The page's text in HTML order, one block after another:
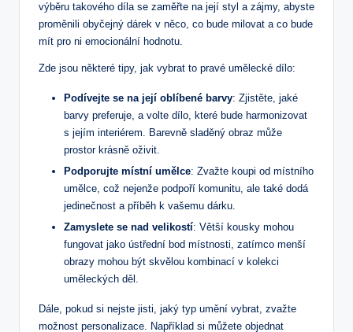
výběru takového díla se zaměřte na její styl a zájmy, abyste
proměnili obyčejný dárek v něco, co bude milovat a co bude
mít pro ni emocionální hodnotu.
Zde jsou některé tipy, jak vybrat to pravé umělecké dílo:
Podívejte se na její oblíbené barvy: Zjistěte, jaké
barvy preferuje, a volte dílo, které bude harmonizovat
s jejím interiérem. Barevně sladěný obraz může
prostor krásně oživit.
Podporujte místní umělce: Zvažte koupi od místního
umělce, což nejenže podpoří komunitu, ale také dodá
jedinečnost a příběh k vašemu dárku.
Zamyslete se nad velikostí: Větší kousky mohou
fungovat jako ústřední bod místnosti, zatímco menší
obrazy mohou být skvělou kombinací v kolekci
uměleckých děl.
Dále, pokud si nejste jisti, jaký typ umění vybrat, zvažte
možnost personalizace. Například si můžete objednat